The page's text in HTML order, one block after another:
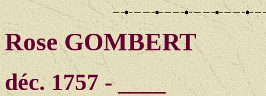
Rose GOMBERT
déc. 1757 - ____